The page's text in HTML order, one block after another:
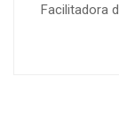
Facilitadora